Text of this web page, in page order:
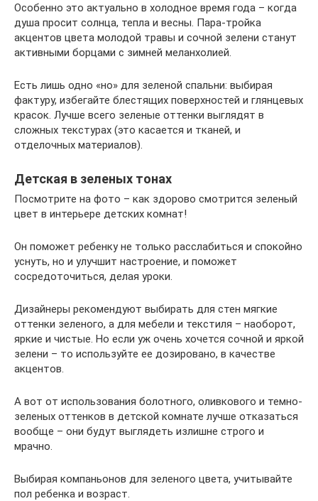
Особенно это актуально в холодное время года – когда
душа просит солнца, тепла и весны. Пара-тройка
акцентов цвета молодой травы и сочной зелени станут
активными борцами с зимней меланхолией.
Есть лишь одно «но» для зеленой спальни: выбирая
фактуру, избегайте блестящих поверхностей и глянцевых
красок. Лучше всего зеленые оттенки выглядят в
сложных текстурах (это касается и тканей, и
отделочных материалов).
Детская в зеленых тонах
Посмотрите на фото – как здорово смотрится зеленый
цвет в интерьере детских комнат!
Он поможет ребенку не только расслабиться и спокойно
уснуть, но и улучшит настроение, и поможет
сосредоточиться, делая уроки.
Дизайнеры рекомендуют выбирать для стен мягкие
оттенки зеленого, а для мебели и текстиля – наоборот,
яркие и чистые. Но если уж очень хочется сочной и яркой
зелени – то используйте ее дозировано, в качестве
акцентов.
А вот от использования болотного, оливкового и темно-
зеленых оттенков в детской комнате лучше отказаться
вообще – они будут выглядеть излишне строго и
мрачно.
Выбирая компаньонов для зеленого цвета, учитывайте
пол ребенка и возраст.